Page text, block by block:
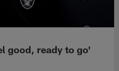
good, ready to go'